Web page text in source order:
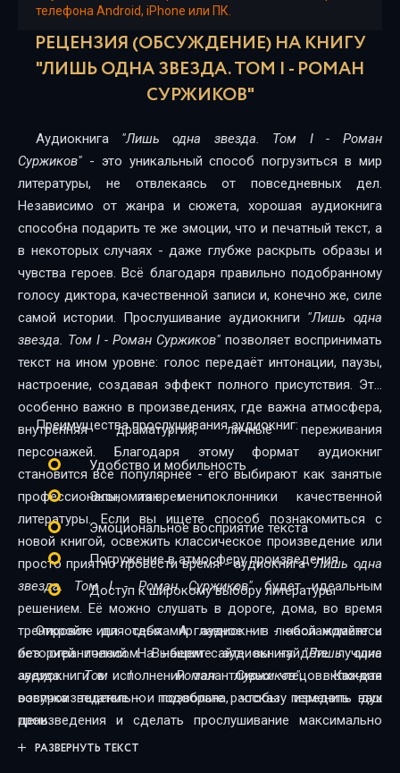
17 Лишь одна звезда 1 - Искра
18 Лишь одна звезда 1 - Стрела
19 Лишь одна звезда 1 - Колпак
20 Лишь одна звезда 1 - Перо
21 Лишь одна звезда 1 - Стрела
22 Лишь одна звезда 1 - Меч
23 Лишь одна звезда 1 - Стрела
25 Лишь одна звезда 1 - Стрела
26 Лишь одна звезда 1 - Искра
27 Лишь одна звезда 1 - Меч
телефона Android, iPhone или ПК.
РЕЦЕНЗИЯ (ОБСУЖДЕНИЕ) НА КНИГУ
"ЛИШЬ ОДНА ЗВЕЗДА. ТОМ I - РОМАН
СУРЖИКОВ"
Аудиокнига "Лишь одна звезда. Том I - Роман
Суржиков" - это уникальный способ погрузиться в мир
литературы, не отвлекаясь от повседневных дел.
Независимо от жанра и сюжета, хорошая аудиокнига
способна подарить те же эмоции, что и печатный текст, а
в некоторых случаях - даже глубже раскрыть образы и
чувства героев. Всё благодаря правильно подобранному
голосу диктора, качественной записи и, конечно же, силе
самой истории. Прослушивание аудиокниги "Лишь одна
звезда. Том I - Роман Суржиков" позволяет воспринимать
текст на ином уровне: голос передаёт интонации, паузы,
настроение, создавая эффект полного присутствия. Это
особенно важно в произведениях, где важна атмосфера,
внутренняя драматургия, личные переживания
персонажей. Благодаря этому формат аудиокниг
становится всё популярнее - его выбирают как занятые
профессионалы, так и поклонники качественной
литературы. Если вы ищете способ познакомиться с
новой книгой, освежить классическое произведение или
просто приятно провести время - аудиокнига"Лишь одна
звезда. Том I - Роман Суржиков"будет идеальным
решением. Её можно слушать в дороге, дома, во время
тренировок или отдыха. А главное - в любой момент и
без ограничений. На нашем сайте вы найдёте лучшие
аудиокниги в исполнении талантливых чтецов. Каждая
озвучка тщательно подобрана, чтобы передать дух
произведения и сделать прослушивание максимально
комфортным. Новинки и классика, фантастика и драма,
Преимущества прослушивания аудиокниг:
Удобство и мобильность
Экономия времени
Эмоциональное восприятие текста
Погружение в атмосферу произведения
Доступ к широкому выбору литературы
Откройте для себя мир аудиокниг - наслаждайтесь
историей голосом. Выберите аудиокнигу"Лишь одна
звезда. Том I - Роман Суржиков", включите
воспроизведение - и позвольте рассказу изменить ваш
день.
РАЗВЕРНУТЬ ТЕКСТ